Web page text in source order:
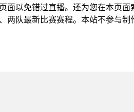
面以免错过直播。还为您在本页
两队最新比赛赛程。本站不参与